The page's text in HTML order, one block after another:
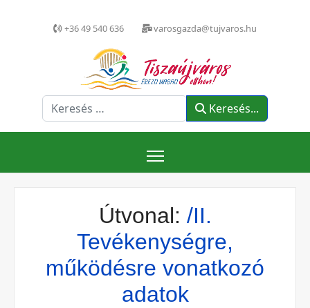
+36 49 540 636 varosgazda@tujvaros.hu
Keresés... Keresés...
Útvonal: /II.
Tevékenységre,
működésre vonatkozó
adatok